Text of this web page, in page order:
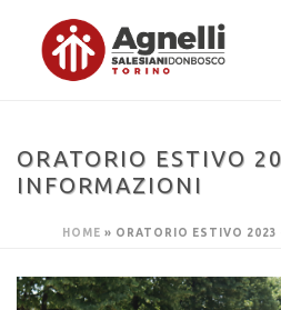
ORATORIO ESTIVO
INFORMAZIONI
HOME » ORATORIO ESTIVO 2023